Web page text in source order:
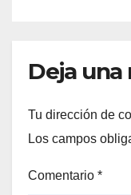
Deja una
Tu dirección de
Los campos
Comentario *